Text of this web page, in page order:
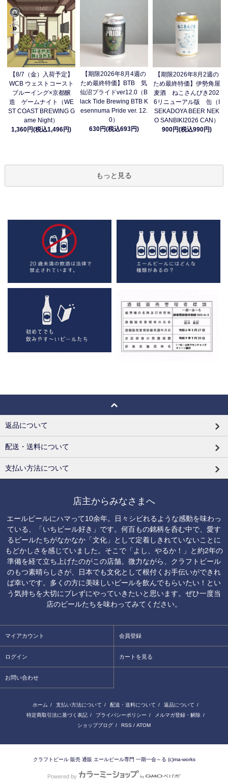
【8/7（金）入荷予定】
WCB ウェストコースト
ブルーイング×京都醸
造 ゲームナイト（WE
ST COAST BREWING G
ame Night）
1,360円(税込1,496円)
【期限2026年8月4週の
ため最終特価】BTB 気
仙沼プライドver12.0（B
lack Tide Brewing BTB K
esennuma Pride ver. 12.
0）
630円(税込693円)
【期限2026年8月2週の
ため最終特価】伊勢角屋
麦酒 ねこさんびき202
6リニューアル版 缶（I
SEKADOYA BEER NEK
O SANBIKI2026 CAN）
900円(税込990円)
もっと見る
返品について
配送・送料について
支払い方法について
店主からみなさまへ
エールビールにハマって10余年。日々シビれるような感動を味わっ
ている、「いちビール好き」です。何百もの銘柄を呑む中で、愛す
るビールたちがなかなか「文化」として定着しきれていないことに
もどかしさを感じていました。そこで「よし、やるか！」と約2年の
準備を経て立ち上げたのがこの店舗。微力ながら、クラフトビール
のもつ素晴らしさが、日本でも文化として根付くお手伝いができれ
ば幸いです。多くの方に美味しいビールを飲んでもらいたい！とい
う気持ちを大切にブレずにやっていきたいと思います。ぜひ一度当
店のビールたちを味わってみてください。
マイアカウント 会員登録
ログイン カートを見る
お問い合わせ
ホーム / 支払い方法について / 配送・送料について / 返品について /
特定商取引法に基づく表記 / プライバシーポリシー / メルマガ登録・解除 /
ショップブログ / RSS / ATOM
クラフトビール 販売 通販 エールビール専門 一期一会～る (c)ma-works
Powered by